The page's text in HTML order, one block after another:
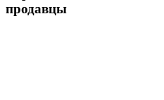
продавцы